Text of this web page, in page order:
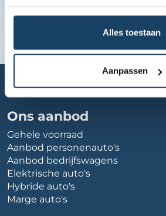
Alles toestaan
Aanpassen
autopoelsma
Ons aanbod
Gehele voorraad
Aanbod personenauto's
Aanbod bedrijfswagens
Elektrische auto's
Hybride auto's
Marge auto's